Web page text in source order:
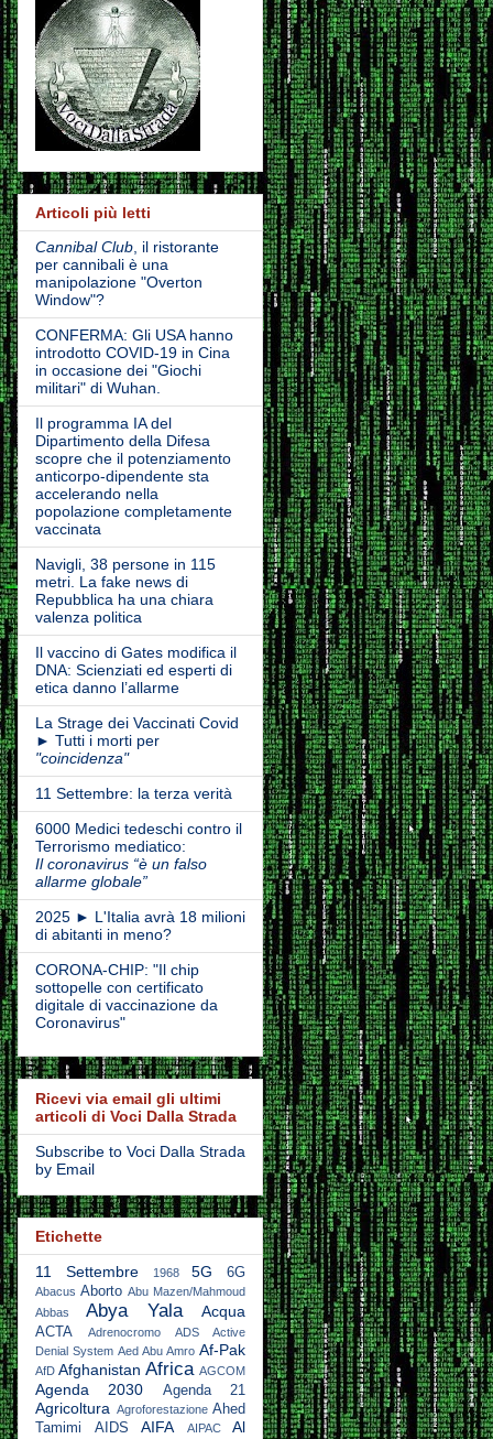
Articoli più letti
Cannibal Club, il ristorante
per cannibali è una
manipolazione "Overton
Window"?
CONFERMA: Gli USA hanno
introdotto COVID-19 in Cina
in occasione dei "Giochi
militari" di Wuhan.
Il programma IA del
Dipartimento della Difesa
scopre che il potenziamento
anticorpo-dipendente sta
accelerando nella
popolazione completamente
vaccinata
Navigli, 38 persone in 115
metri. La fake news di
Repubblica ha una chiara
valenza politica
Il vaccino di Gates modifica il
DNA: Scienziati ed esperti di
etica danno l’allarme
La Strage dei Vaccinati Covid
► Tutti i morti per
"coincidenza"
11 Settembre: la terza verità
6000 Medici tedeschi contro il
Terrorismo mediatico:
Il coronavirus “è un falso
allarme globale”
2025 ► L'Italia avrà 18 milioni
di abitanti in meno?
CORONA-CHIP: "Il chip
sottopelle con certificato
digitale di vaccinazione da
Coronavirus"
Ricevi via email gli ultimi
articoli di Voci Dalla Strada
Subscribe to Voci Dalla Strada
by Email
Etichette
11 Settembre
1968 5G 6G
Abacus Aborto Abu Mazen/Mahmoud
Abbas
Abya Yala Acqua
ACTA Adrenocromo
ADS Active
Denial System Aed Abu Amro Af-Pak
AfD Afghanistan Africa AGCOM
Agenda 2030 Agenda 21
Agricoltura Agroforestazione Ahed
Tamimi
AIDS AIFA AIPAC
Al